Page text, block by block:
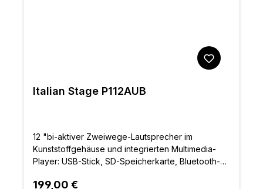
Italian Stage P112AUB
12 "bi-aktiver Zweiwege-Lautsprecher im
Kunststoffgehäuse und integrierten Multimedia-
Player: USB-Stick, SD-Speicherkarte, Bluetooth-
AB Verstärker mit 170W + 30 W Spitzenleistung
Regulärer Preis:
199,00 €